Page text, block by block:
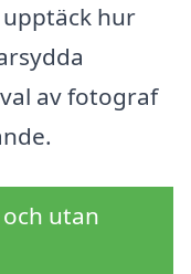
hur
av fotograf
utan